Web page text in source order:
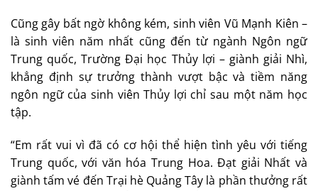
Cũng gây bất ngờ không kém, sinh viên Vũ Mạnh Kiên –
là sinh viên năm nhất cũng đến từ ngành Ngôn ngữ
Trung quốc, Trường Đại học Thủy lợi – giành giải Nhì,
khẳng định sự trưởng thành vượt bậc và tiềm năng
ngôn ngữ của sinh viên Thủy lợi chỉ sau một năm học
tập.
“Em rất vui vì đã có cơ hội thể hiện tình yêu với tiếng
Trung quốc, với văn hóa Trung Hoa. Đạt giải Nhất và
giành tấm vé đến Trại hè Quảng Tây là phần thưởng rất